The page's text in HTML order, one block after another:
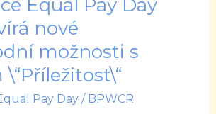
Equal Pay Day
nové
možnosti s
Pay Day/ BPWCR